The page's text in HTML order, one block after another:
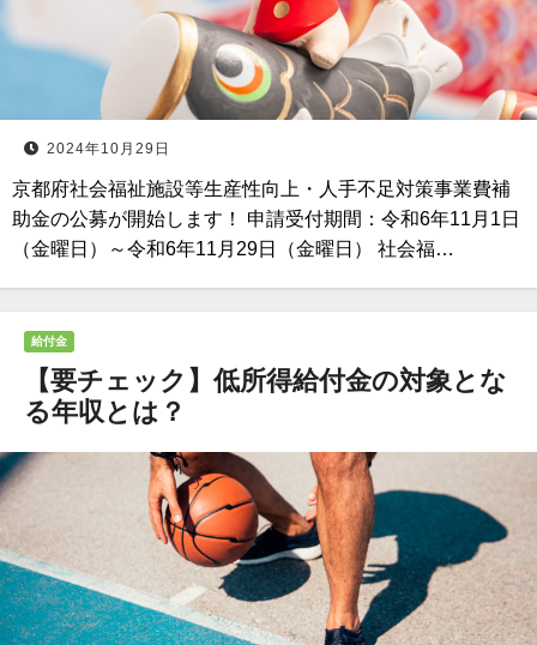
2024年10月29日
京都府社会福祉施設等生産性向上・人手不足対策事業費補
助金の公募が開始します！ 申請受付期間：令和6年11月1日
（金曜日）～令和6年11月29日（金曜日） 社会福…
給付金
【要チェック】低所得給付金の対象とな
る年収とは？